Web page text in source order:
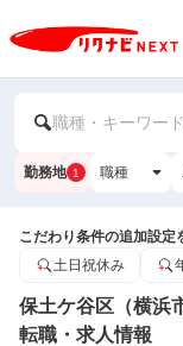
職種・キーワー
勤務地 1 職種
こだわり条件の追加設定
土日祝休み
保土ケ谷区（横浜
転職・求人情報